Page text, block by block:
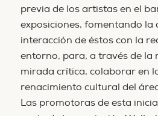
previa de los artistas en el
exposiciones, fomentando la
interacción de éstos con la
entorno, para, a través de la
mirada crítica, colaborar en
renacimiento cultural del
Las promotoras de esta